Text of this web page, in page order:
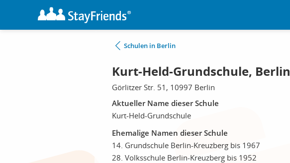
Schulen in Berlin
Kurt-Held-Grundschule, Berlin
Görlitzer Str. 51, 10997 Berlin
Aktueller Name dieser Schule
Kurt-Held-Grundschule
Ehemalige Namen dieser Schule
14. Grundschule Berlin-Kreuzberg bis 1967
28. Volksschule Berlin-Kreuzberg bis 1952